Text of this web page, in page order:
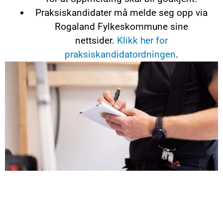
Praksiskandidater må melde seg opp via
Rogaland Fylkeskommune sine
nettsider. Klikk her for
praksiskandidatordningen.